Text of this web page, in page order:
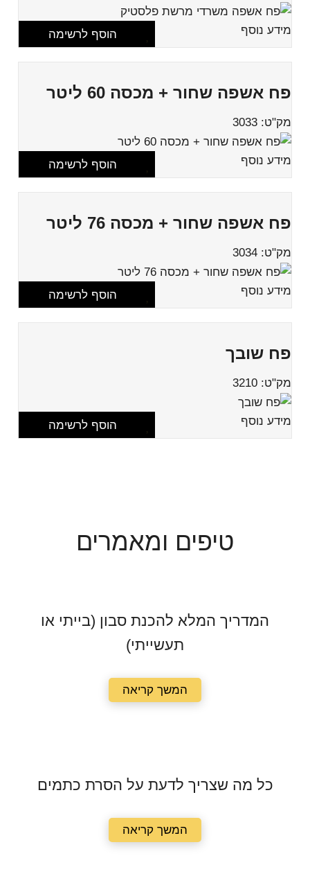
מידע נוסף הוסף לרשימה
פח אשפה שחור + מכסה 60 ליטר
מק"ט: 3033
מידע נוסף הוסף לרשימה
פח אשפה שחור + מכסה 76 ליטר
מק"ט: 3034
מידע נוסף הוסף לרשימה
פח שובך
מק"ט: 3210
מידע נוסף הוסף לרשימה
טיפים ומאמרים
המדריך המלא להכנת סבון (בייתי או
תעשייתי)
המשך קריאה
כל מה שצריך לדעת על הסרת כתמים
המשך קריאה